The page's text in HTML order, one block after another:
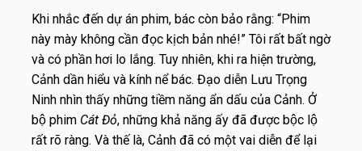
Khi nhắc đến dự án phim, bác còn bảo rằng: “Phim
này mày không cần đọc kịch bản nhé!” Tôi rất bất ngờ
và có phần hơi lo lắng. Tuy nhiên, khi ra hiện trường,
Cảnh dần hiểu và kính nể bác. Đạo diễn Lưu Trọng
Ninh nhìn thấy những tiềm năng ẩn dấu của Cảnh. Ở
bộ phim Cát Đỏ, những khả năng ấy đã được bộc lộ
rất rõ ràng. Và thế là, Cảnh đã có một vai diễn để lại